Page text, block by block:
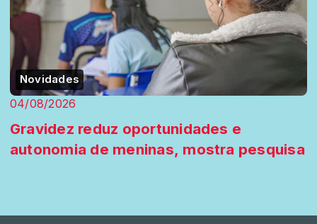
Novidades
04/08/2026
Gravidez reduz oportunidades e
autonomia de meninas, mostra pesquisa